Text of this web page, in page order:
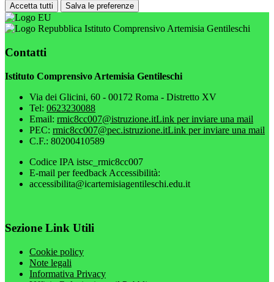
Accetta tutti Salva le preferenze
Istituto Comprensivo Artemisia Gentileschi
Contatti
Istituto Comprensivo Artemisia Gentileschi
Via dei Glicini, 60 - 00172 Roma - Distretto XV
Tel: 0623230088
Email: rmic8cc007@istruzione.itLink per inviare una mail
PEC: rmic8cc007@pec.istruzione.itLink per inviare una mail
C.F.: 80200410589
Codice IPA istsc_rmic8cc007
E-mail per feedback Accessibilità:
accessibilita@icartemisiagentileschi.edu.it
Sezione Link Utili
Cookie policy
Note legali
Informativa Privacy